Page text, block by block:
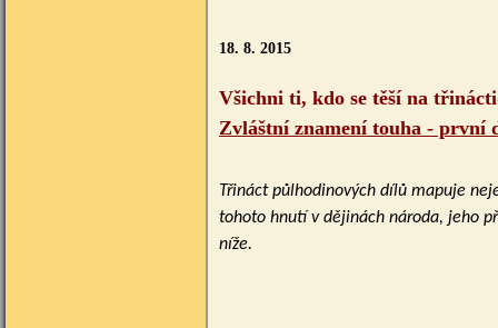
18. 8. 2015
Všichni ti, kdo se těší na
Zvláštní znamení touha -
Třináct půlhodinových dílů mapuje
tohoto hnutí v dějinách národa, jeho
níže.